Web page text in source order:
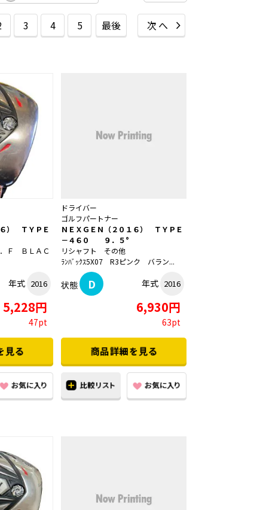
3 4 5 最後 次へ
） ＴＹＰＥ
Ｆ ＢＬＡＣ
年式 2016
5,228円
47pt
ドライバー
ゴルフパートナー
ＮＥＸＧＥＮ（２０１６） ＴＹＰＥ
－４６０ ９．５°
リシャフト その他
ﾗﾝﾊﾞｯｸｽ5X07 R3ピンク バラン...
状態 D 年式 2016
6,930円
63pt